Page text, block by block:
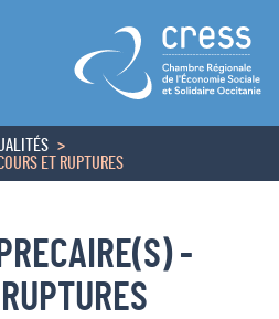
ET RUPTURES
-